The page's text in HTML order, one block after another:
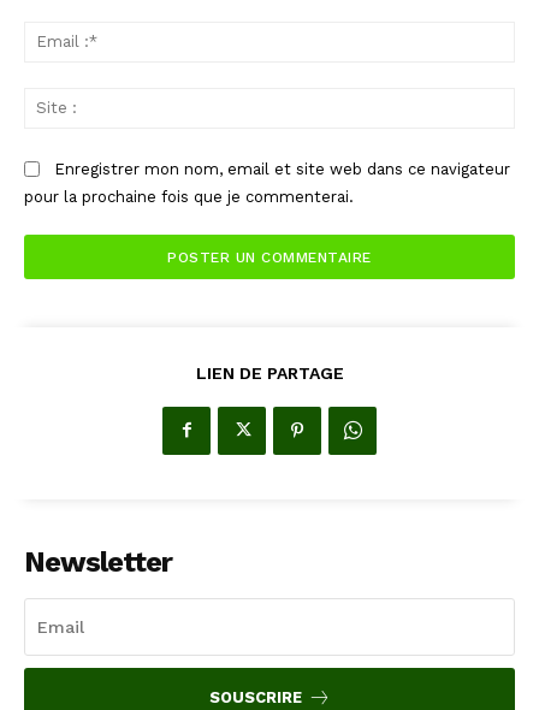
Enregistrer mon nom, email et site web dans ce navigateur
pour la prochaine fois que je commenterai.
LIEN DE PARTAGE
Newsletter
SOUSCRIRE